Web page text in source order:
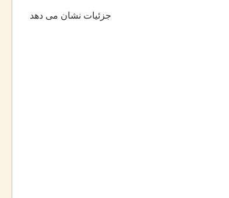
جزئیات نشان می دهد